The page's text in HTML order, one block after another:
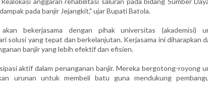
pada banjir Jejangkit," ujar Bupati Batola.
bekerjasama dengan pihak universitas (akademisi)
solusi yang tepat dan berkelanjutan. Kerjasama ini diharapkan
banjir yang lebih efektif dan efisien.
aktif dalam penanganan banjir. Mereka bergotong-royong
urunan untuk membeli batu guna mendukung